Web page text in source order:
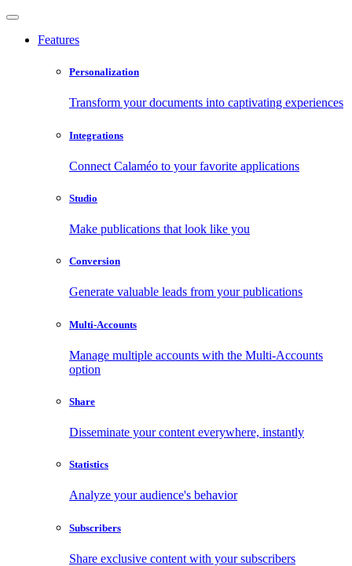
Features
Personalization
Transform your documents into captivating experiences
Integrations
Connect Calaméo to your favorite applications
Studio
Make publications that look like you
Conversion
Generate valuable leads from your publications
Multi-Accounts
Manage multiple accounts with the Multi-Accounts
option
Share
Disseminate your content everywhere, instantly
Statistics
Analyze your audience's behavior
Subscribers
Share exclusive content with your subscribers